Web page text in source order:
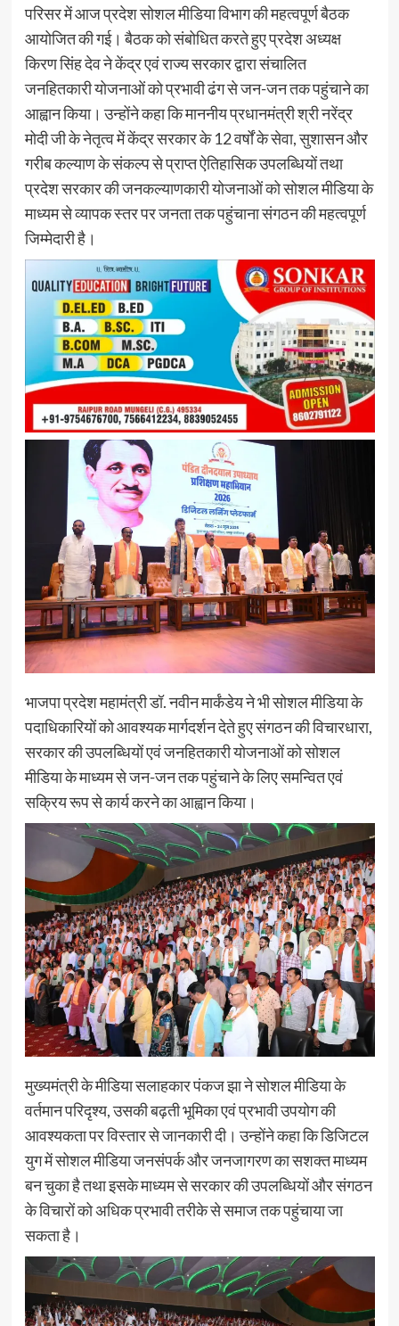
परिसर में आज प्रदेश सोशल मीडिया विभाग की महत्वपूर्ण बैठक
आयोजित की गई। बैठक को संबोधित करते हुए प्रदेश अध्यक्ष
किरण सिंह देव ने केंद्र एवं राज्य सरकार द्वारा संचालित
जनहितकारी योजनाओं को प्रभावी ढंग से जन-जन तक पहुंचाने का
आह्वान किया। उन्होंने कहा कि माननीय प्रधानमंत्री श्री नरेंद्र
मोदी जी के नेतृत्व में केंद्र सरकार के 12 वर्षों के सेवा, सुशासन और
गरीब कल्याण के संकल्प से प्राप्त ऐतिहासिक उपलब्धियों तथा
प्रदेश सरकार की जनकल्याणकारी योजनाओं को सोशल मीडिया के
माध्यम से व्यापक स्तर पर जनता तक पहुंचाना संगठन की महत्वपूर्ण
जिम्मेदारी है।
भाजपा प्रदेश महामंत्री डॉ. नवीन मार्कंडेय ने भी सोशल मीडिया के
पदाधिकारियों को आवश्यक मार्गदर्शन देते हुए संगठन की विचारधारा,
सरकार की उपलब्धियों एवं जनहितकारी योजनाओं को सोशल
मीडिया के माध्यम से जन-जन तक पहुंचाने के लिए समन्वित एवं
सक्रिय रूप से कार्य करने का आह्वान किया।
मुख्यमंत्री के मीडिया सलाहकार पंकज झा ने सोशल मीडिया के
वर्तमान परिदृश्य, उसकी बढ़ती भूमिका एवं प्रभावी उपयोग की
आवश्यकता पर विस्तार से जानकारी दी। उन्होंने कहा कि डिजिटल
युग में सोशल मीडिया जनसंपर्क और जनजागरण का सशक्त माध्यम
बन चुका है तथा इसके माध्यम से सरकार की उपलब्धियों और संगठन
के विचारों को अधिक प्रभावी तरीके से समाज तक पहुंचाया जा
सकता है।